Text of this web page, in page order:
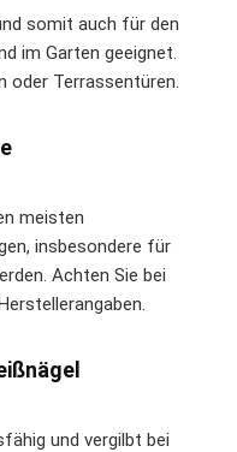
somit auch für den
im Garten geeignet.
oder Terrassentüren.
meisten
insbesondere für
Achten Sie bei
und vergilbt bei